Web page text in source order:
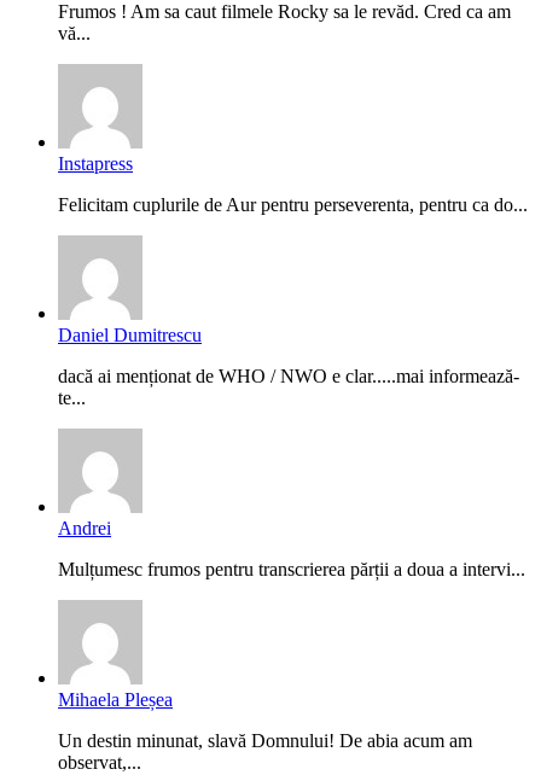
Frumos ! Am sa caut filmele Rocky sa le revăd. Cred ca am
vă...
Instapress
Felicitam cuplurile de Aur pentru perseverenta, pentru ca do...
Daniel Dumitrescu
dacă ai menționat de WHO / NWO e clar.....mai informează-
te...
Andrei
Mulțumesc frumos pentru transcrierea părții a doua a intervi...
Mihaela Pleșea
Un destin minunat, slavă Domnului! De abia acum am
observat,...